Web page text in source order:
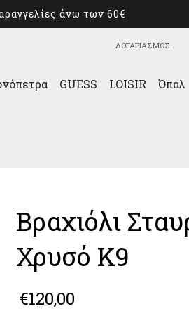
άνω των 60€
ΛΟΓΑΡΙΑΣΜΟΣ
GUESS LOISIR Όπαλ
Βραχιόλι
Χρυσό Κ9
€120,00